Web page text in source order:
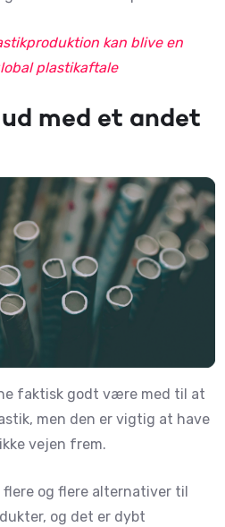
kan blive en
plastikaftale
med et andet
faktisk godt være med til at
men den er vigtig at have
vejen frem.
flere og flere alternativer til
og det er dybt